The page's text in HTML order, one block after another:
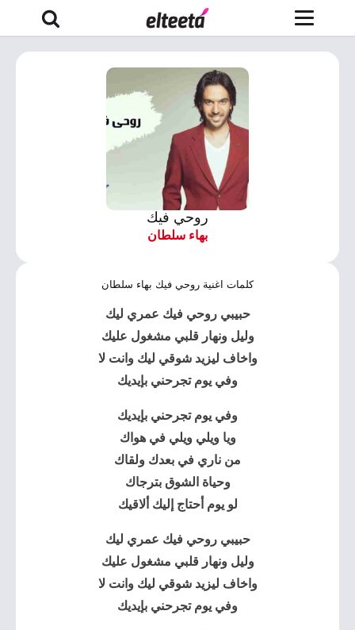
روحي فيك
بهاء سلطان
كلمات اغنية روحي فيك بهاء سلطان
حبيبي روحي فيك عمري ليك
وليل ونهار قلبي مشغول عليك
واخاف ليزيد شوقي ليك وانت لا
وفي يوم تجرحني بإيديك
وفي يوم تجرحني بإيديك
ويا ويلي ويلي في هواك
من ناري في بعدك ولقاك
وحياة الشوق بترجاك
لو يوم أحتاج إليك ألاقيك
حبيبي روحي فيك عمري ليك
وليل ونهار قلبي مشغول عليك
واخاف ليزيد شوقي ليك وانت لا
وفي يوم تجرحني بإيديك